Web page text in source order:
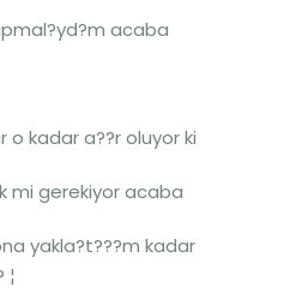
acaba
o kadar a??r oluyor ki
mi gerekiyor acaba
yakla?t???m kadar